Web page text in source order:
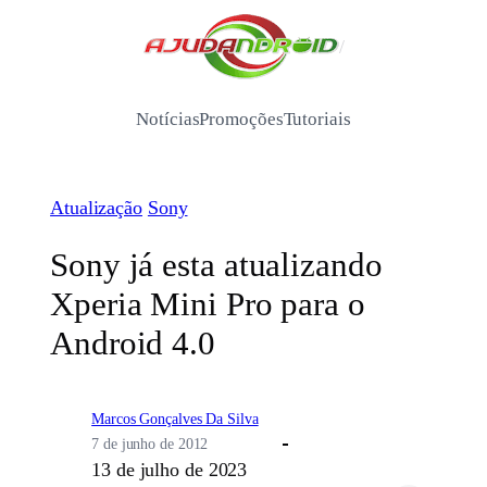
/
NotíciasPromoçõesTutoriais
Atualização Sony
Sony já esta atualizando
Xperia Mini Pro para o
Android 4.0
Marcos Gonçalves Da Silva
7 de junho de 2012
13 de julho de 2023